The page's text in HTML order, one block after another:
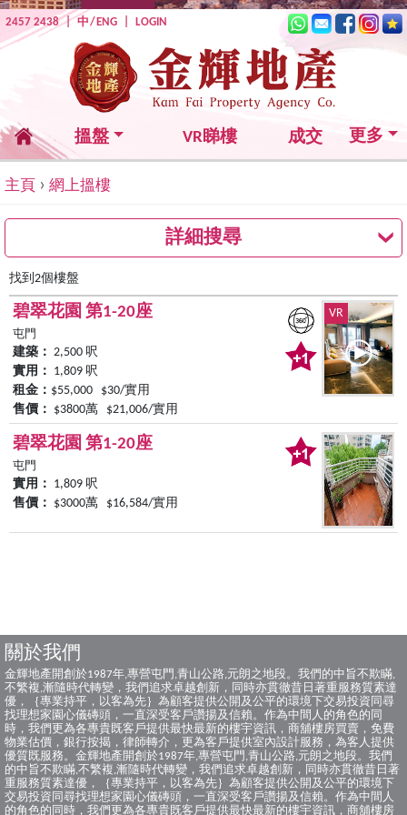
2457 2438|中/ ENG LOGIN
搵盤 VR睇樓 成交 更多
主頁 › 網上搵樓
詳細搜尋
找到2個樓盤
碧翠花園 第1-20座
屯門
建築： 2,500 呎
實用： 1,809 呎
租金： $55,000 $30/實用
售價： $3800萬 $21,006/實用
VR
碧翠花園 第1-20座
屯門
實用： 1,809 呎
售價： $3000萬 $16,584/實用
關於我們
金輝地產開創於1987年,專營屯門,青山公路,元朗之地段。我們的中旨不欺瞞,
不繁複,漸隨時代轉變，我們追求卓越創新，同時亦貫徹昔日著重服務質素達
優，｛專業持平，以客為先｝為顧客提供公開及公平的環境下交易投資同尋
找理想家園心儀磚頭，一直深受客戶讚揚及信賴。作為中間人的角色的同
時，我們更為各專貴既客戶提供最快最新的樓宇資訊，商舖樓房買賣，免費
物業估價，銀行按揭，律師轉介，更為客戶提供室內設計服務，為客人提供
優質既服務。金輝地產開創於1987年,專營屯門,青山公路,元朗之地段。我們
的中旨不欺瞞,不繁複,漸隨時代轉變，我們追求卓越創新，同時亦貫徹昔日著
重服務質素達優，｛專業持平，以客為先｝為顧客提供公開及公平的環境下
交易投資同尋找理想家園心儀磚頭，一直深受客戶讚揚及信賴。作為中間人
的角色的同時，我們更為各專貴既客戶提供最快最新的樓宇資訊，商舖樓房